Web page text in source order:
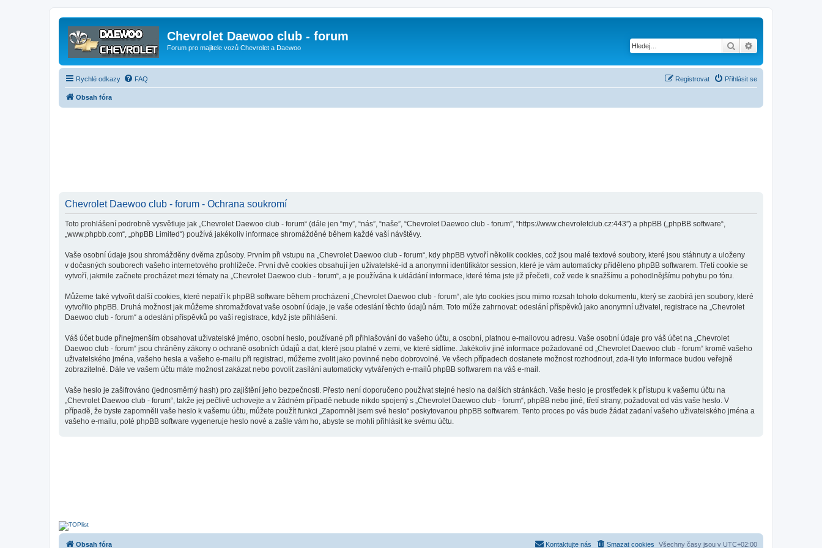
Chevrolet Daewoo club - forum
Forum pro majitele vozů Chevrolet a Daewoo Hledat
Rychlé odkazy FAQ Přihlásit se
Registrovat
Obsah fóra
Chevrolet Daewoo club - forum - Ochrana soukromí
Toto prohlášení podrobně vysvětluje jak „Chevrolet Daewoo club - forum“ (dále jen “my”, “nás”, “naše”, “Chevrolet Daewoo club - forum”, “https://www.chevroletclub.cz:443”) a phpBB („phpBB software“,
„www.phpbb.com“, „phpBB Limited“) používá jakékoliv informace shromážděné během každé vaší návštěvy.
Vaše osobní údaje jsou shromážděny dvěma způsoby. Prvním při vstupu na „Chevrolet Daewoo club - forum“, kdy phpBB vytvoří několik cookies, což jsou malé textové soubory, které jsou stáhnuty a uloženy
v dočasných souborech vašeho internetového prohlížeče. První dvě cookies obsahují jen uživatelské-id a anonymní identifikátor session, které je vám automaticky přiděleno phpBB softwarem. Třetí cookie se
vytvoří, jakmile začnete procházet mezi tématy na „Chevrolet Daewoo club - forum“, a je používána k ukládání informace, které téma jste již přečetli, což vede k snažšímu a pohodlnějšímu pohybu po fóru.
Můžeme také vytvořit další cookies, které nepatří k phpBB software během procházení „Chevrolet Daewoo club - forum“, ale tyto cookies jsou mimo rozsah tohoto dokumentu, který se zaobírá jen soubory, které
vytvořilo phpBB. Druhá možnost jak můžeme shromažďovat vaše osobní údaje, je vaše odeslání těchto údajů nám. Toto může zahrnovat: odeslání příspěvků jako anonymní uživatel, registrace na „Chevrolet
Daewoo club - forum“ a odeslání příspěvků po vaší registrace, když jste přihlášeni.
Váš účet bude přinejmenším obsahovat uživatelské jméno, osobní heslo, používané při přihlašování do vašeho účtu, a osobní, platnou e-mailovou adresu. Vaše osobní údaje pro váš účet na „Chevrolet
Daewoo club - forum“ jsou chráněny zákony o ochraně osobních údajů a dat, které jsou platné v zemi, ve které sídlíme. Jakékoliv jiné informace požadované od „Chevrolet Daewoo club - forum“ kromě vašeho
uživatelského jména, vašeho hesla a vašeho e-mailu při registraci, můžeme zvolit jako povinné nebo dobrovolné. Ve všech případech dostanete možnost rozhodnout, zda-li tyto informace budou veřejně
zobrazitelné. Dále ve vašem účtu máte možnost zakázat nebo povolit zasílání automaticky vytvářených e-mailů phpBB softwarem na váš e-mail.
Vaše heslo je zašifrováno (jednosměrný hash) pro zajištění jeho bezpečnosti. Přesto není doporučeno používat stejné heslo na dalších stránkách. Vaše heslo je prostředek k přístupu k vašemu účtu na
„Chevrolet Daewoo club - forum“, takže jej pečlivě uchovejte a v žádném případě nebude nikdo spojený s „Chevrolet Daewoo club - forum“, phpBB nebo jiné, třetí strany, požadovat od vás vaše heslo. V
případě, že byste zapomněli vaše heslo k vašemu účtu, můžete použít funkci „Zapomněl jsem své heslo“ poskytovanou phpBB softwarem. Tento proces po vás bude žádat zadaní vašeho uživatelského jména a
vašeho e-mailu, poté phpBB software vygeneruje heslo nové a zašle vám ho, abyste se mohli přihlásit ke svému účtu.
Obsah fóra Všechny časy jsou v UTC+02:00
Smazat cookies
Kontaktujte nás